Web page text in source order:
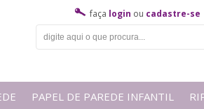
faça login ou cadastre-se
PAPEL DE PAREDE INFANTIL